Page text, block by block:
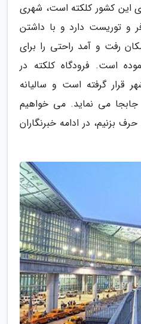
این کشور کلکته است، شهری
و توریست دارد و با داشتن
رفت و آمد راحتی را برای
است. فرودگاه کلکته در
شهر قرار گرفته است و سالیانه
جابجا می نماید. می خواهیم
بزنیم، در ادامه خبرنگاران